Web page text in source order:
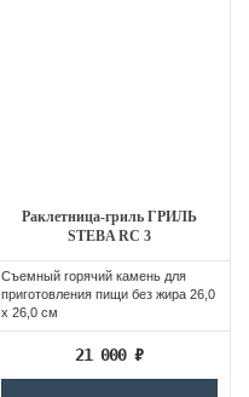
Раклетница-гриль ГРИЛЬ
STEBA RC 3
Съемный горячий камень для
приготовления пищи без жира 26,0
х 26,0 см
21 000₽